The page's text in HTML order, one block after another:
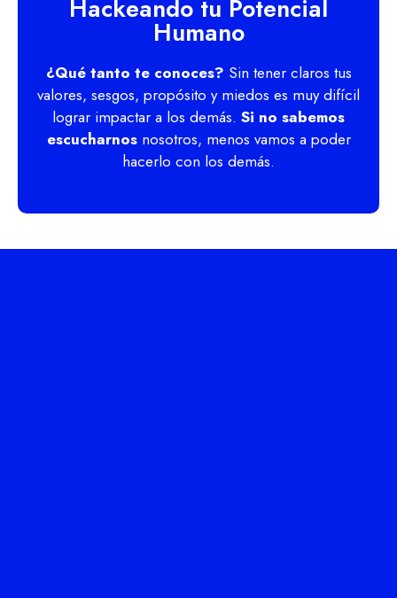
Hackeando tu Potencial
Humano
¿Qué tanto te conoces? Sin tener claros tus
valores, sesgos, propósito y miedos es muy difícil
lograr impactar a los demás. Si no sabemos
escucharnosnosotros, menos vamos a poder
hacerlo con los demás.